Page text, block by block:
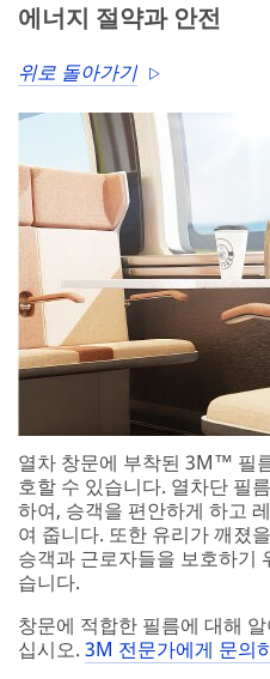
에너지 절약과 안전
위로 돌아가기
열차 창문에 부착된 3M™ 필
호할 수 있습니다. 열차단 필
하여, 승객을 편안하게 하고
여 줍니다. 또한 유리가 깨졌
승객과 근로자들을 보호하기
습니다.
창문에 적합한 필름에 대해
십시오. 3M 전문가에게 문의